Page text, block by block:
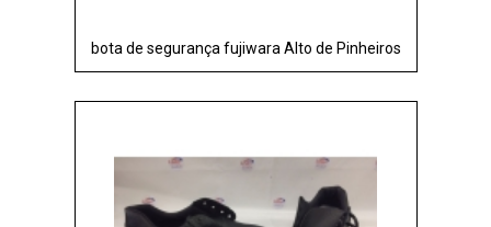
bota de segurança fujiwara Alto de Pinheiros